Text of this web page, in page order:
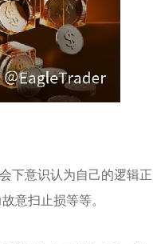
下意识认为自己的逻辑正
意扫止损等等。